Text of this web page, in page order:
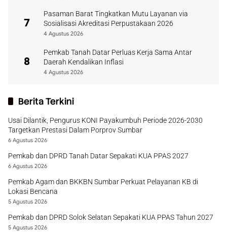
7
Pasaman Barat Tingkatkan Mutu Layanan via
Sosialisasi Akreditasi Perpustakaan 2026
4 Agustus 2026
8
Pemkab Tanah Datar Perluas Kerja Sama Antar
Daerah Kendalikan Inflasi
4 Agustus 2026
Berita Terkini
Usai Dilantik, Pengurus KONI Payakumbuh Periode 2026-2030
Targetkan Prestasi Dalam Porprov Sumbar
6 Agustus 2026
Pemkab dan DPRD Tanah Datar Sepakati KUA PPAS 2027
6 Agustus 2026
Pemkab Agam dan BKKBN Sumbar Perkuat Pelayanan KB di
Lokasi Bencana
5 Agustus 2026
Pemkab dan DPRD Solok Selatan Sepakati KUA PPAS Tahun 2027
5 Agustus 2026